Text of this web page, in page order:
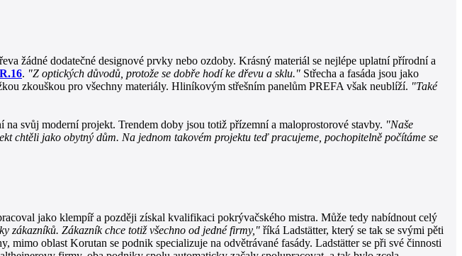
žádné dodatečné designové prvky nebo ozdoby. Krásný materiál se nejlépe uplatní přírodní a
. "Z optických důvodů, protože se dobře hodí ke dřevu a sklu." Střecha a fasáda jsou jako
zkouškou pro všechny materiály. Hliníkovým střešním panelům PREFA však neublíží. "Také
na svůj moderní projekt. Trendem doby jsou totiž přízemní a maloprostorové stavby. "Naše
chtěli jako obytný dům. Na jednom takovém projektu teď pracujeme, pochopitelně počítáme se
jako klempíř a později získal kvalifikaci pokrývačského mistra. Může tedy nabídnout celý
zákazníků. Zákazník chce totiž všechno od jedné firmy," říká Ladstätter, který se tak se svými pěti
oblast Korutan se podnik specializuje na odvětrávané fasády. Ladstätter se při své činnosti